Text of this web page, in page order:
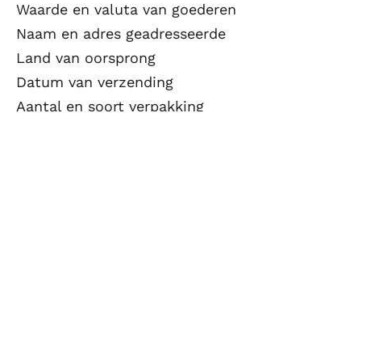
Waarde en valuta van goederen
Naam en adres geadresseerde
Land van oorsprong
Datum van verzending
Aantal en soort verpakking